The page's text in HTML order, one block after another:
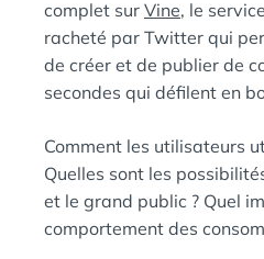
complet sur Vine, le
racheté par Twitter qui
de créer et de publier de
secondes qui défilent en
Comment les utilisateurs
Quelles sont les
et le grand public ? Quel
comportement des